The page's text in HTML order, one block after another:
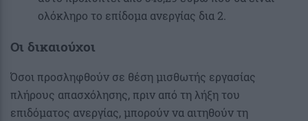
ολόκληρο το επίδομα ανεργίας δια 2.
Οι δικαιούχοι
Όσοι προσληφθούν σε θέση μισθωτής εργασίας
πλήρους απασχόλησης, πριν από τη λήξη του
επιδόματος ανεργίας, μπορούν να αιτηθούν τη